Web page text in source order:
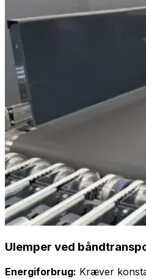
Ulemper ved
Energiforbrug: Kræver